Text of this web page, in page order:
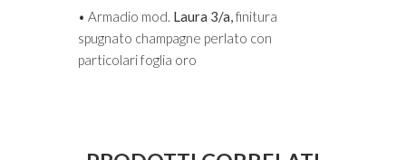
• Armadio mod. Laura 3/a, finitura
spugnato champagne perlato con
particolari foglia oro